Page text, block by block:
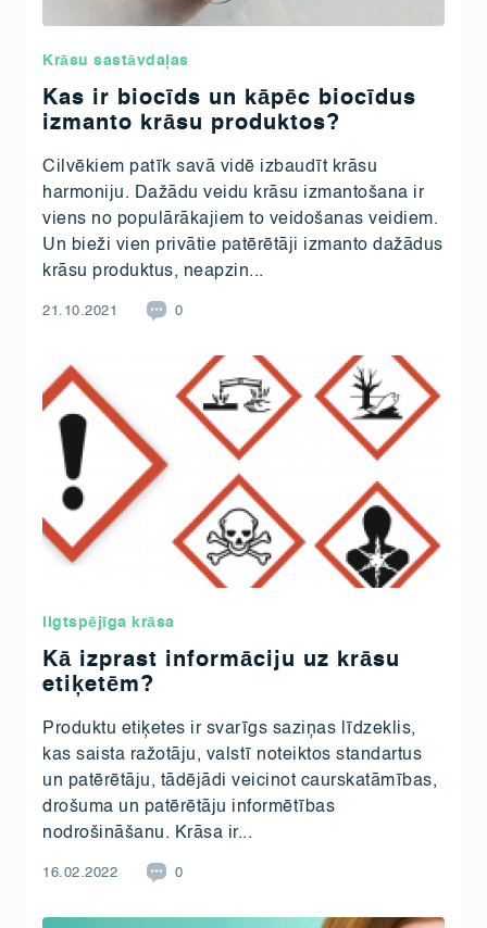
Krāsu sastāvdaļas
Kas ir biocīds un kāpēc biocīdus
izmanto krāsu produktos?
Cilvēkiem patīk savā vidē izbaudīt krāsu
harmoniju. Dažādu veidu krāsu izmantošana ir
viens no populārākajiem to veidošanas veidiem.
Un bieži vien privātie patērētāji izmanto dažādus
krāsu produktus, neapzin...
21.10.2021 0
Ilgtspējīga krāsa
Kā izprast informāciju uz krāsu
etiķetēm?
Produktu etiķetes ir svarīgs saziņas līdzeklis,
kas saista ražotāju, valstī noteiktos standartus
un patērētāju, tādējādi veicinot caurskatāmības,
drošuma un patērētāju informētības
nodrošināšanu. Krāsa ir...
16.02.2022 0